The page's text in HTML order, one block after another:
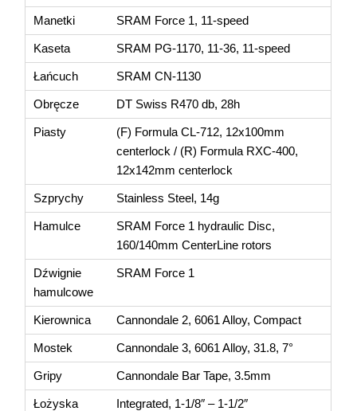
Manetki SRAM Force 1, 11-speed
Kaseta SRAM PG-1170, 11-36, 11-speed
Łańcuch SRAM CN-1130
Obręcze DT Swiss R470 db, 28h
Piasty
(F) Formula CL-712, 12x100mm
centerlock / (R) Formula RXC-400,
12x142mm centerlock
Szprychy Stainless Steel, 14g
Hamulce
SRAM Force 1 hydraulic Disc,
160/140mm CenterLine rotors
Dźwignie
hamulcowe
SRAM Force 1
Kierownica Cannondale 2, 6061 Alloy, Compact
Mostek Cannondale 3, 6061 Alloy, 31.8, 7°
Gripy Cannondale Bar Tape, 3.5mm
Łożyska
Integrated, 1-1/8″ – 1-1/2″